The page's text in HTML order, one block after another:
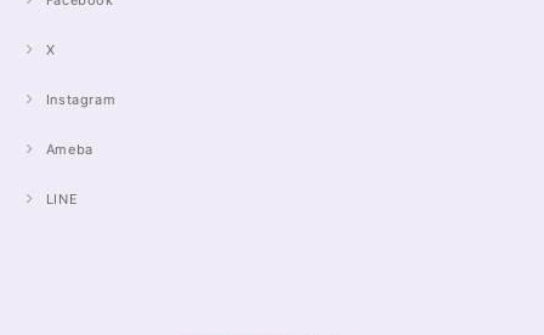
X
Instagram
Ameba
LINE